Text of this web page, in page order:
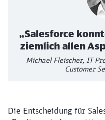
„Salesforce
ziemlich allen
Michael Fleischer, IT
Customer
Die Entscheidung für